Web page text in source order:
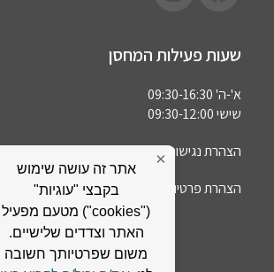
שעות פעילות המחסן
א'-ה' 09:30-16:30
שישי 09:30-12:00
הצהרת נגישות
הצהרת פרטיות
×
אתר זה עושה שימוש
בקבצי "עוגיות"
("cookies") מטעם מפעיל
האתר וצדדים שלישיים.
משום שפרטיותך חשובה